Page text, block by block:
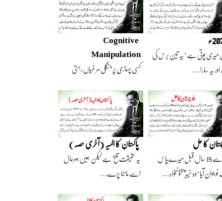
میری پوتی ہے‘ یہ تین برس کی
یہ سارا…
Cognitive
Manipulation
کسی پہاڑی پر جنگلی مرغیاں رہتی
کا حل
آج سے 15 سال قبل میرے پاس
آیا‘ وہ خیبرپختونخواہ…
پاکستان کا المیہ (آخری حصہ)
یہ حقیقت تلخ ہے لیکن ہمیں بہرحال
اسے ماننا پڑے…